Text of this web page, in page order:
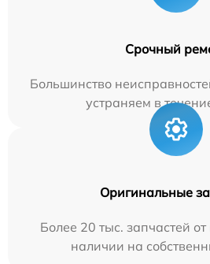
Срочный
Большинство
устраняем в
Оригинальные
Более 20 тыс. запчастей
наличии на